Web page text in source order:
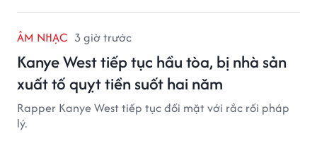
ÂM NHẠC 3 giờ trước
Kanye West tiếp tục hầu tòa, bị nhà sản
xuất tố quỵt tiền suốt hai năm
Rapper Kanye West tiếp tục đối mặt với rắc rối pháp
lý.